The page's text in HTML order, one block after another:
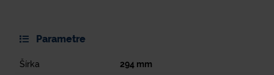
Parametre
Šírka 294mm